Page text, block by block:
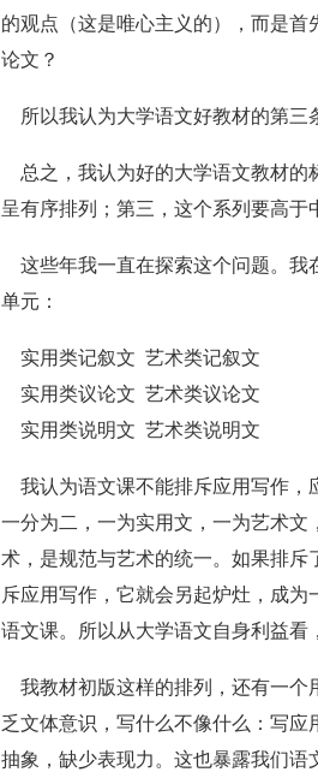
的观点（这是唯心主义的），而是
论文？
所以我认为大学语文好教材的第三
总之，我认为好的大学语文教材的
呈有序排列；第三，这个系列要高于
这些年我一直在探索这个问题。我
单元：
实用类记叙文 艺术类记叙文
实用类议论文 艺术类议论文
实用类说明文 艺术类说明文
我认为语文课不能排斥应用写作，
一分为二，一为实用文，一为艺术
术，是规范与艺术的统一。如果排
斥应用写作，它就会另起炉灶，成
语文课。所以从大学语文自身利益看
我教材初版这样的排列，还有一个
乏文体意识，写什么不像什么：写
抽象，缺少表现力。这也暴露我们